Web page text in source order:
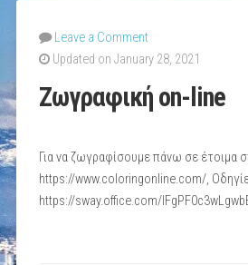
Leave a Comment
Updated on January 28, 2021
Ζωγραφική on-line
Για να ζωγραφίσουμε πάνω σε έτοιμα
https://www.coloringonline.com/,
https://sway.office.com/